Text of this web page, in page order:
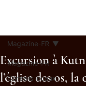
Magazine-FR
Conseils locaux
Magazine-FR
Excursion à
l’église des os,